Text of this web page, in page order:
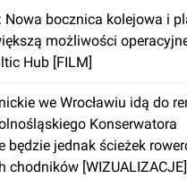
Nowa bocznica kolejowa i
możliwości
Hub [FILM]
we Wrocławiu idą do
Konserwatora
będzie jednak ścieżek
chodników [WIZUALIZACJE]